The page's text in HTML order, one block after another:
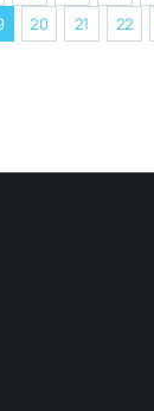
20 21 22